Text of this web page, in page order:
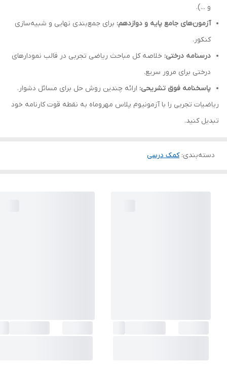
و ...).
آزمون‌های جامع پایه و دوازدهم: برای جمع‌بندی نهایی و شبیه‌سازی
کنکور.
درسنامه درختی: خلاصه کل مباحث ریاضی تجربی در قالب نمودارهای
درختی برای مرور سریع.
پاسخنامه فوق تشریحی: ارائه چندین روش حل برای مسائل دشوار.
ریاضیات تجربی را با آزمونیوم پلاس مهروماه به نقطه قوت کارنامه خود
تبدیل کنید.
دسته‌بندی:کمک درسی